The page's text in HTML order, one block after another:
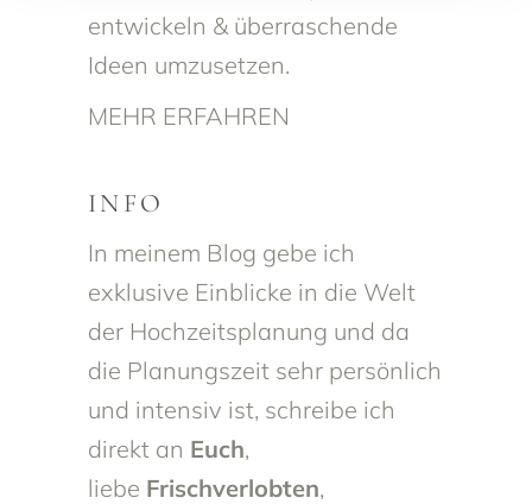
entwickeln & überraschende
Ideen umzusetzen.
MEHR ERFAHREN
INFO
In meinem Blog gebe ich
exklusive Einblicke in die Welt
der Hochzeitsplanung und da
die Planungszeit sehr persönlich
und intensiv ist, schreibe ich
direkt an Euch,
liebe Frischverlobten,